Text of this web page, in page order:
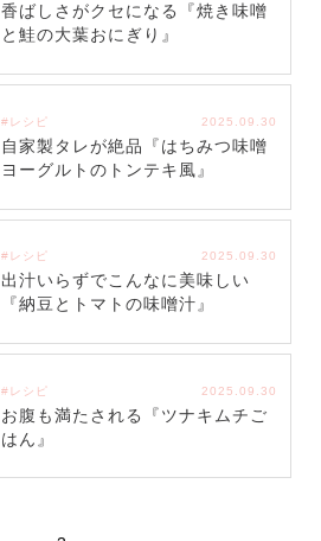
香ばしさがクセになる『焼き味噌
と鮭の大葉おにぎり』
#レシピ 2025.09.30
自家製タレが絶品『はちみつ味噌
ヨーグルトのトンテキ風』
#レシピ 2025.09.30
出汁いらずでこんなに美味しい
『納豆とトマトの味噌汁』
#レシピ 2025.09.30
お腹も満たされる『ツナキムチご
はん』